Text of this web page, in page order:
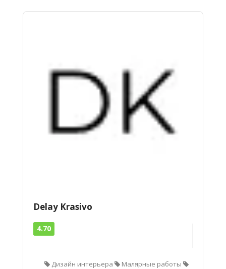
Delay Krasivo
4.70
Дизайн интерьера
Малярные работы